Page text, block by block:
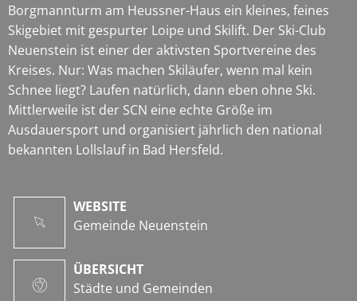
Borgmannturm am Heussner-Haus ein kleines, feines
Skigebiet mit gespurter Loipe und Skilift. Der Ski-Club
Neuenstein ist einer der aktivsten Sportvereine des
Kreises. Nur: Was machen Skiläufer, wenn mal kein
Schnee liegt? Laufen natürlich, dann eben ohne Ski.
Mittlerweile ist der SCN eine echte Größe im
Ausdauersport und organisiert jährlich den national
bekannten Lollslauf in Bad Hersfeld.
WEBSITE
Gemeinde Neuenstein
ÜBERSICHT
Städte und Gemeinden